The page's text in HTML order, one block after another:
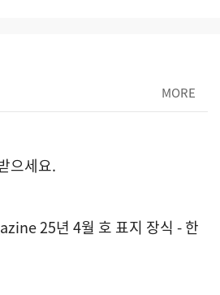
MORE
으세요.
25년 4월 호 표지 장식 - 한